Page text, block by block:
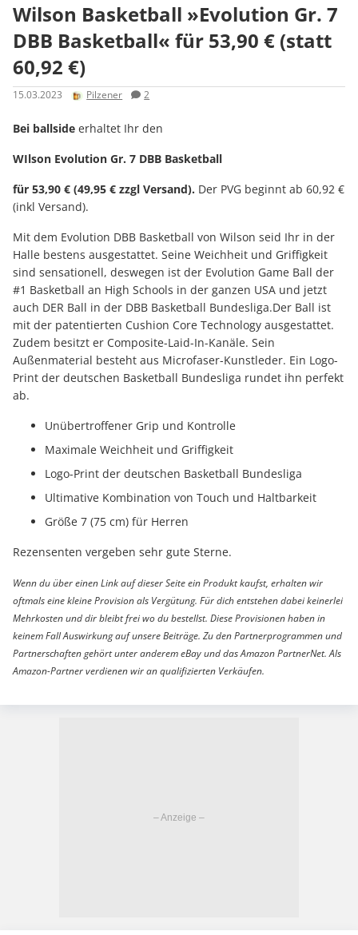
Wilson Basketball »Evolution Gr. 7
DBB Basketball« für 53,90 € (statt
60,92 €)
15.03.2023 Pilzener 2
Bei ballside erhaltet Ihr den
WIlson Evolution Gr. 7 DBB Basketball
für 53,90 € (49,95 € zzgl Versand). Der PVG beginnt ab 60,92 €
(inkl Versand).
Mit dem Evolution DBB Basketball von Wilson seid Ihr in der
Halle bestens ausgestattet. Seine Weichheit und Griffigkeit
sind sensationell, deswegen ist der Evolution Game Ball der
#1 Basketball an High Schools in der ganzen USA und jetzt
auch DER Ball in der DBB Basketball Bundesliga.Der Ball ist
mit der patentierten Cushion Core Technology ausgestattet.
Zudem besitzt er Composite-Laid-In-Kanäle. Sein
Außenmaterial besteht aus Microfaser-Kunstleder. Ein Logo-
Print der deutschen Basketball Bundesliga rundet ihn perfekt
ab.
Unübertroffener Grip und Kontrolle
Maximale Weichheit und Griffigkeit
Logo-Print der deutschen Basketball Bundesliga
Ultimative Kombination von Touch und Haltbarkeit
Größe 7 (75 cm) für Herren
Rezensenten vergeben sehr gute Sterne.
Wenn du über einen Link auf dieser Seite ein Produkt kaufst, erhalten wir
oftmals eine kleine Provision als Vergütung. Für dich entstehen dabei keinerlei
Mehrkosten und dir bleibt frei wo du bestellst. Diese Provisionen haben in
keinem Fall Auswirkung auf unsere Beiträge. Zu den Partnerprogrammen und
Partnerschaften gehört unter anderem eBay und das Amazon PartnerNet. Als
Amazon-Partner verdienen wir an qualifizierten Verkäufen.